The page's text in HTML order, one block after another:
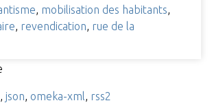
mobilisation des habitants
revendication rue de la
json omeka-xml rss2